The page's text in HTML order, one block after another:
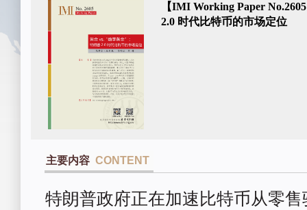
【IMI Working Paper
2.0 时代比特币的市场定位
主要内容 CONTENT
特朗普政府正在加速比特币从零